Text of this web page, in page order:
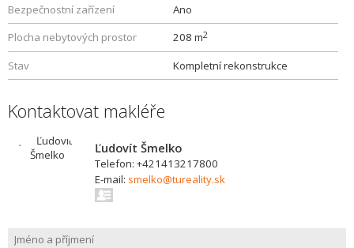
Bezpečnostní zařízení
Ano
Plocha nebytových prostor
208 m2
Stav Kompletní rekonstrukce
Kontaktovat makléře
Ľudovít Šmelko
Telefon: +421413217800
E-mail: smelko@tureality.sk